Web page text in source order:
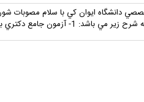
دانشگاه ايوان کي با سلام مصوبات